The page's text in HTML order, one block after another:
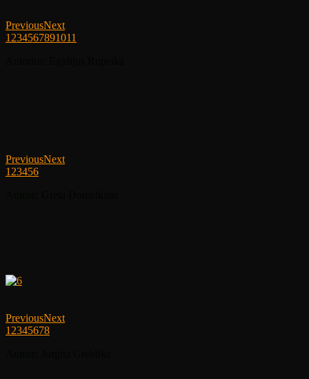
PreviousNext
1 234567891011
PreviousNext
1 23456
PreviousNext
1 2345678